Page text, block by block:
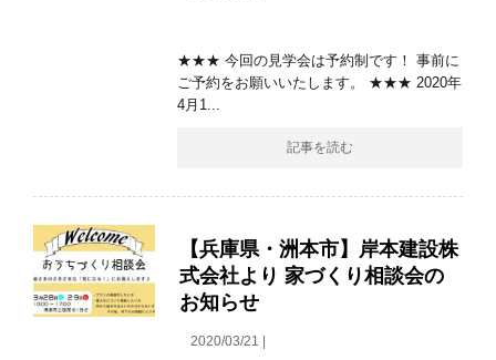
★★★ 今回の見学会は予約制です！ 事前に
ご予約をお願いいたします。 ★★★ 2020年
4月1...
記事を読む
【兵庫県・洲本市】岸本建設株
式会社より 家づくり相談会の
お知らせ
2020/03/21 |